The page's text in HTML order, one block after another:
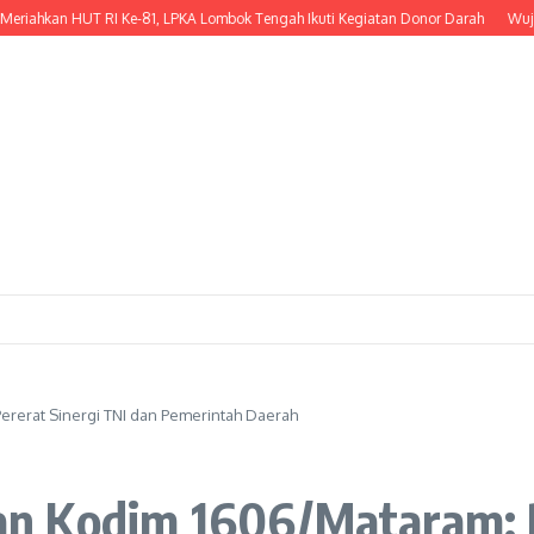
HUT RI Ke-81, LPKA Lombok Tengah Ikuti Kegiatan Donor Darah Wujud
Sinergi TNI dan Pemerintah Daerah
Kodim 1606/